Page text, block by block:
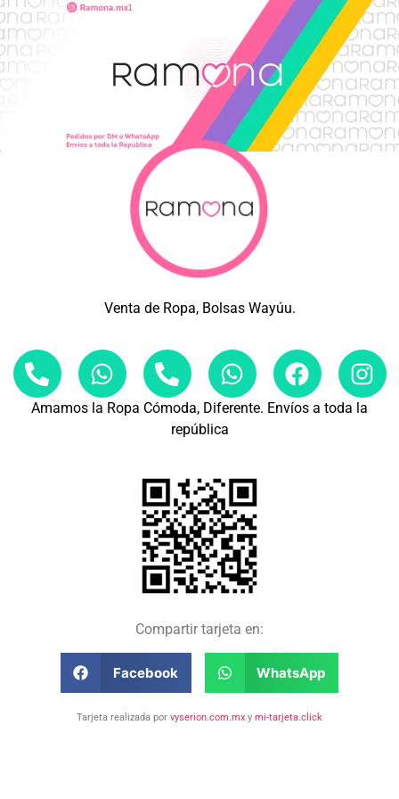
Venta de Ropa, Bolsas Wayúu.
Amamos la Ropa Cómoda, Diferente. Envíos a toda la
república
Compartir tarjeta en:
Facebook WhatsApp
Tarjeta realizada por vyserion.com.mx y mi-tarjeta.click